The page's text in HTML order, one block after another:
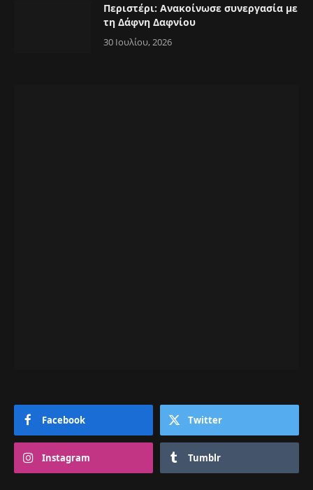
Περιστέρι: Ανακοίνωσε συνεργασία με
τη Δάφνη Δαφνίου
30 Ιουλίου, 2026
Facebook Twitter
Instagram Tumblr